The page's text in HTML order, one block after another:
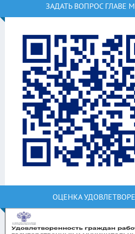
ЗАДАТЬ ВОПРОС ГЛАВЕ
ОЦЕНКА